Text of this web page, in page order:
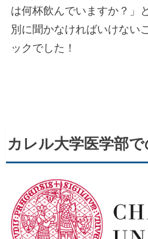
は何杯飲んでいますか？」
別に聞かなければいけない
ックでした！
カレル大学医学部